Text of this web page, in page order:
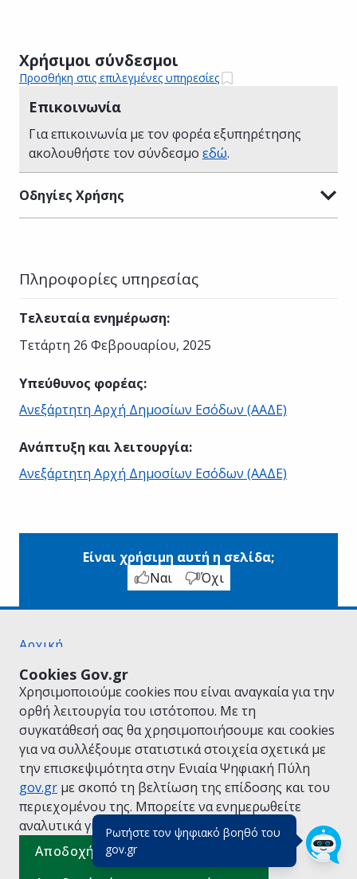
Ρωτήστε τον ψηφιακό βοηθό του
gov.gr(πάτησε για κλείσιμο)
Cookies Gov.gr
Χρησιμοποιούμε cookies που είναι αναγκαία για την
ορθή λειτουργία του ιστότοπου. Με τη
συγκατάθεσή σας θα χρησιμοποιήσουμε και cookies
για να συλλέξουμε στατιστικά στοιχεία σχετικά με
την επισκεψιμότητα στην Ενιαία Ψηφιακή Πύλη
gov.gr με σκοπό τη βελτίωση της επίδοσης και του
περιεχομένου της. Μπορείτε να ενημερωθείτε
αναλυτικά για την Πολιτική Cookies.
Αποδοχή όλων
Χρήσιμοι σύνδεσμοι
Προσθήκη στις επιλεγμένες υπηρεσίες
Επικοινωνία
Για επικοινωνία με τον φορέα εξυπηρέτησης
ακολουθήστε τον σύνδεσμο εδώ.
Οδηγίες Χρήσης
Πληροφορίες υπηρεσίας
Τελευταία ενημέρωση:
Τετάρτη 26 Φεβρουαρίου, 2025
Υπεύθυνος φορέας:
Ανεξάρτητη Αρχή Δημοσίων Εσόδων (ΑΑΔΕ)
Ανάπτυξη και λειτουργία:
Ανεξάρτητη Αρχή Δημοσίων Εσόδων (ΑΑΔΕ)
Είναι χρήσιμη αυτή η σελίδα;
Ναι
Όχι
Αρχική
Όροι Χρήσης
Πολιτική Απορρήτου
Δήλωση προσβασιμότητας
Πολιτική cookies
Προτάσεις για το gov.gr
Υλοποίηση από το Υπουργείο Ψηφιακής
Διακυβέρνησης
Ελληνικά |Αγγλικά